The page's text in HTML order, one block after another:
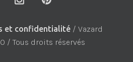
et confidentialité/ Vazard
/ Tous droits réservés